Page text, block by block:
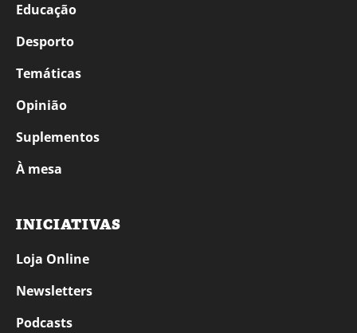
Educação
Desporto
Temáticas
Opinião
Suplementos
À mesa
INICIATIVAS
Loja Online
Newsletters
Podcasts